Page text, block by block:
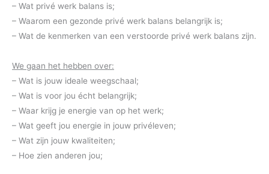
– Wat privé werk balans is;
– Waarom een gezonde privé werk balans belangrijk is;
– Wat de kenmerken van een verstoorde privé werk balans zijn.
We gaan het hebben over:
– Wat is jouw ideale weegschaal;
– Wat is voor jou écht belangrijk;
– Waar krijg je energie van op het werk;
– Wat geeft jou energie in jouw privéleven;
– Wat zijn jouw kwaliteiten;
– Hoe zien anderen jou;